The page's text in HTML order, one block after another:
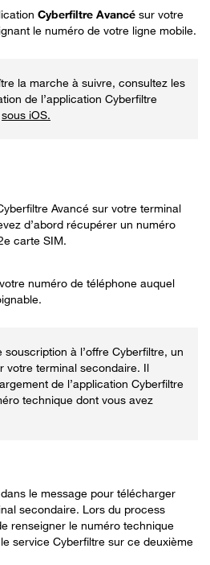
Cyberfiltre Avancé sur votre
le numéro de votre ligne mobile.
la marche à suivre, consultez les
de l’application Cyberfiltre
sous iOS.
Avancé sur votre terminal
d’abord récupérer un numéro
e carte SIM.
numéro de téléphone auquel
souscription à l’offre Cyberfiltre, un
votre terminal secondaire. Il
de l’application Cyberfiltre
technique dont vous avez
le message pour télécharger
secondaire. Lors du process
renseigner le numéro technique
service Cyberfiltre sur ce deuxième